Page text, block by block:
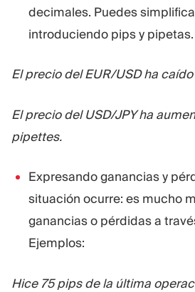
decimales. Puedes
introduciendo pips y
El precio del EUR/USD ha
El precio del USD/JPY ha
pipettes.
Expresando ganancias y
situación ocurre: es mucho
ganancias o pérdidas a
Ejemplos:
Hice 75 pips de la última